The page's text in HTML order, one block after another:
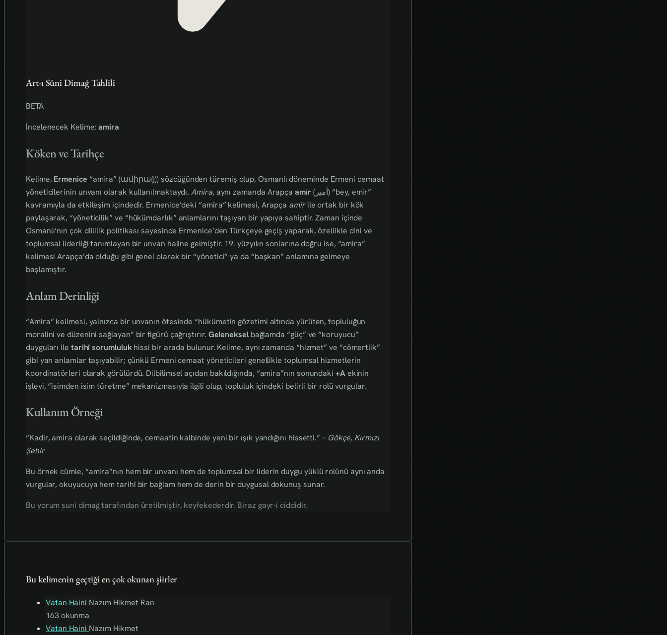
Art-ı Sûni Dimağ Tahlili
BETA
İncelenecek Kelime:amira
Köken ve Tarihçe
Kelime, Ermenice “amira” (ամիրա(յ)) sözcüğünden türemiş olup, Osmanlı döneminde Ermeni cemaat
yöneticilerinin unvanı olarak kullanılmaktaydı.Amira, aynı zamanda Arapçaamīr(أمير) “bey, emir”
kavramıyla da etkileşim içindedir. Ermenice’deki “amira” kelimesi, Arapça amīrile ortak bir kök
paylaşarak, “yöneticilik” ve “hükümdarlık” anlamlarını taşıyan bir yapıya sahiptir. Zaman içinde
Osmanlı’nın çok dillilik politikası sayesinde Ermenice’den Türkçeye geçiş yaparak, özellikle dini ve
toplumsal liderliği tanımlayan bir unvan haline gelmiştir. 19. yüzyılın sonlarına doğru ise, “amira”
kelimesi Arapça’da olduğu gibi genel olarak bir “yönetici” ya da “başkan” anlamına gelmeye
başlamıştır.
Anlam Derinliği
“Amira” kelimesi, yalnızca bir unvanın ötesinde “hükümetin gözetimi altında yürüten, topluluğun
moralini ve düzenini sağlayan” bir figürü çağrıştırır. Gelenekselbağlamda “güç” ve “koruyucu”
duyguları ile tarihî sorumlulukhissi bir arada bulunur. Kelime, aynı zamanda “hizmet” ve “cömertlik”
gibi yan anlamlar taşıyabilir; çünkü Ermeni cemaat yöneticileri genellikle toplumsal hizmetlerin
koordinatörleri olarak görülürdü. Dilbilimsel açıdan bakıldığında, “amira”nın sonundaki +Aekinin
işlevi, “isimden isim türetme” mekanizmasıyla ilgili olup, topluluk içindeki belirli bir rolü vurgular.
Kullanım Örneği
“Kadir, amira olarak seçildiğinde, cemaatin kalbinde yeni bir ışık yandığını hissetti.” – Gökçe, Kırmızı
Şehir
Bu örnek cümle, “amira”nın hem bir unvanı hem de toplumsal bir liderin duygu yüklü rolünü aynı anda
vurgular, okuyucuya hem tarihî bir bağlam hem de derin bir duygusal dokunuş sunar.
Bu yorum sunî dimağ tarafından üretilmiştir, keyfekederdir. Biraz gayr-i ciddidir.
Bu kelimenin geçtiği en çok okunan şiirler
Vatan Haini Nazım Hikmet Ran
163 okunma
Vatan Haini Nazım Hikmet